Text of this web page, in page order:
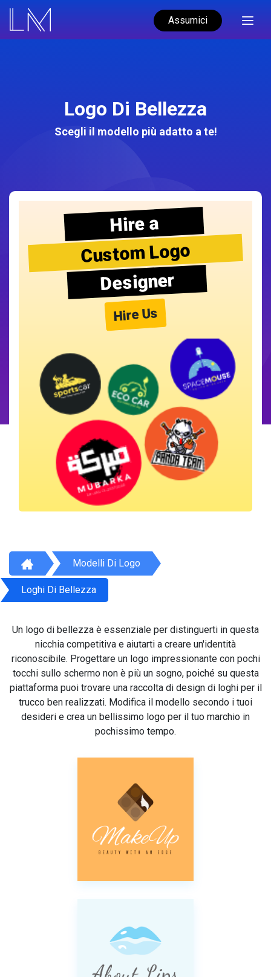
Assumici
Logo Di Bellezza
Scegli il modello più adatto a te!
Hire a
Custom Logo
Designer
Hire Us
Modelli Di Logo
Loghi Di Bellezza
Un logo di bellezza è essenziale per distinguerti in questa
nicchia competitiva e aiutarti a creare un'identità
riconoscibile. Progettare un logo impressionante con pochi
tocchi sullo schermo non è più un sogno, poiché su questa
piattaforma puoi trovare una raccolta di design di loghi per il
trucco ben realizzati. Modifica il modello secondo i tuoi
desideri e crea un bellissimo logo per il tuo marchio in
pochissimo tempo.